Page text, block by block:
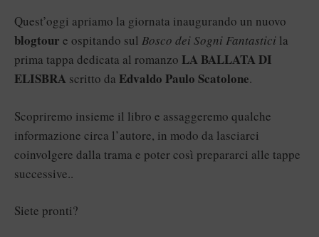
Quest’oggi apriamo la giornata inaugurando un nuovo
blogtour e ospitando sul Bosco dei Sogni Fantastici la
prima tappa dedicata al romanzo LA BALLATA DI
ELISBRA scritto da Edvaldo Paulo Scatolone.
Scopriremo insieme il libro e assaggeremo qualche
informazione circa l’autore, in modo da lasciarci
coinvolgere dalla trama e poter così prepararci alle tappe
successive..
Siete pronti?